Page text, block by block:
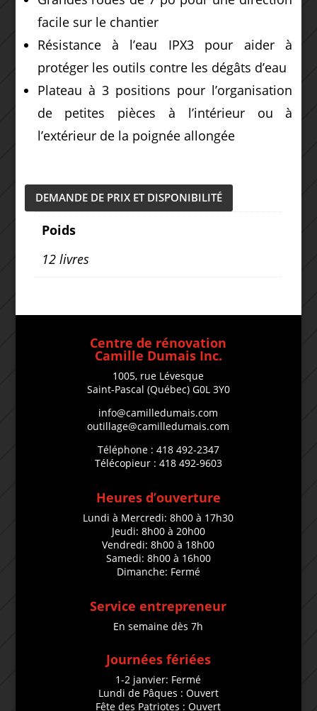
facile sur le chantier
Résistance à l’eau IPX3 pour aider à
protéger les outils contre les dégâts d’eau
Plateau à 3 positions pour l’organisation
de petites pièces à l’intérieur ou à
l’extérieur de la poignée allongée
DEMANDE DE PRIX ET DISPONIBILITÉ
Poids
12 livres
Centre de rénovation
Camille Dumais Inc.
1005, rue Lévesque
Saint-Pascal (Québec) G0L 3Y0
info@camilledumais.com
outillage@camilledumais.com
Téléphone : 418 492-2347
Télécopieur : 418 492-9603
Heures d’ouverture
Lundi à Mercredi: 8h00 à 17h30
Jeudi: 8h00 à 20h00
Vendredi: 8h00 à 18h00
Samedi: 8h00 à 16h00
Dimanche: Fermé
Service entrepreneur
En semaine dès 7h
Journées fériées
1-2 janvier: Fermé
Lundi de Pâques : Ouvert
Fête des Patriotes : Ouvert